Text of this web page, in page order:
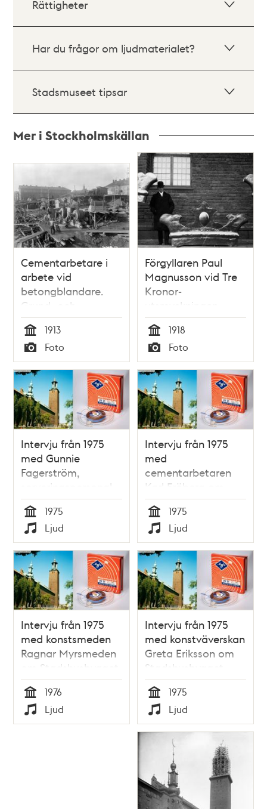
Rättigheter
Har du frågor om ljudmaterialet?
Stadsmuseet tipsar
Mer i Stockholmskällan
och
teman
Cementarbetare i
arbete vid
betongblandare.
Grund- och
schaktningsarbeten
vid Stadshusbygget.
Tid
1913
Typ
Foto
Förgyllaren Paul
Magnusson vid Tre
Kronor-
utsmyckningen,
framför
stadshusfasaden.
Tid
1918
Typ
Foto
Intervju från 1975
med Gunnie
Fagerström,
serveringspersonal
på Futten vid
Stadshusbygget
Tid
1975
Typ
Ljud
Intervju från 1975
med
cementarbetaren
Karl Fröberg om
Stadshusbygget
Tid
1975
Typ
Ljud
Intervju från 1975
med konstsmeden
Ragnar Myrsmeden
om Stadshusbygget
Tid
1976
Typ
Ljud
Intervju från 1975
med konstväverskan
Greta Eriksson om
Stadshusbygget
Tid
1975
Typ
Ljud